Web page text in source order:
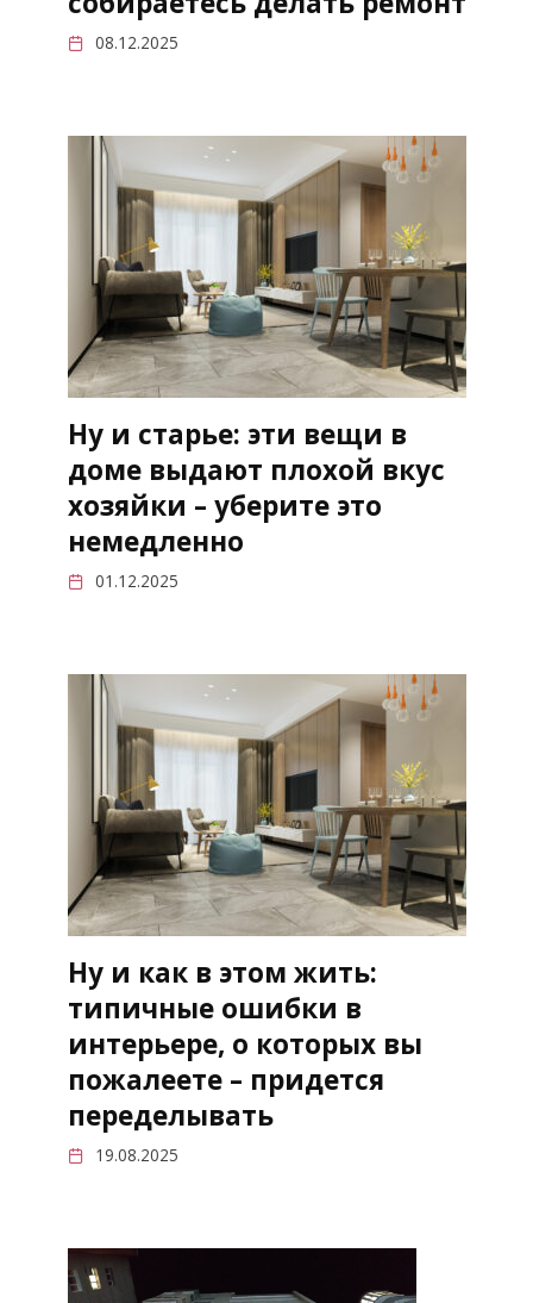
08.12.2025
Ну и старье: эти вещи в
доме выдают плохой вкус
хозяйки – уберите это
немедленно
01.12.2025
Ну и как в этом жить:
типичные ошибки в
интерьере, о которых вы
пожалеете – придется
переделывать
19.08.2025